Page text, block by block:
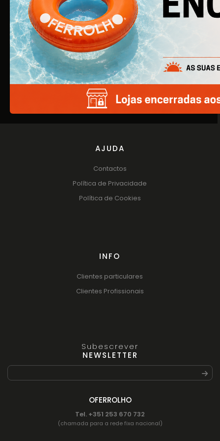
EMPRESA
Quem Somos
Produtos
Catálogos
AJUDA
Contactos
Política de Privacidade
Política de Cookies
INFO
Clientes particulares
Clientes Profissionais
Subescrever
NEWSLETTER
OFERROLHO
Tel. +351 253 670 732
(chamada para a rede fixa nacional)